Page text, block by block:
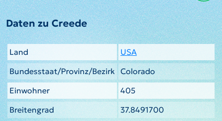
Daten zu Creede
Land
USA
Bundesstaat/Provinz/Bezirk Colorado
Einwohner
405
Breitengrad
37.8491700